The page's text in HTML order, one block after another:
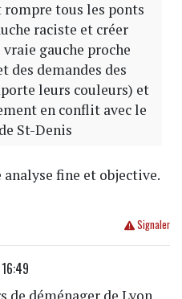
rompre tous les ponts
raciste et créer
gauche proche
des demandes des
leurs couleurs) et
en conflit avec le
St-Denis
fine et objective.
Signaler